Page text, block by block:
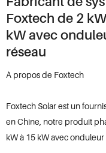
Foxtech de 2
kW avec
réseau
À propos de Foxtech
Foxtech Solar est un
en Chine, notre produit
kW à 15 kW avec